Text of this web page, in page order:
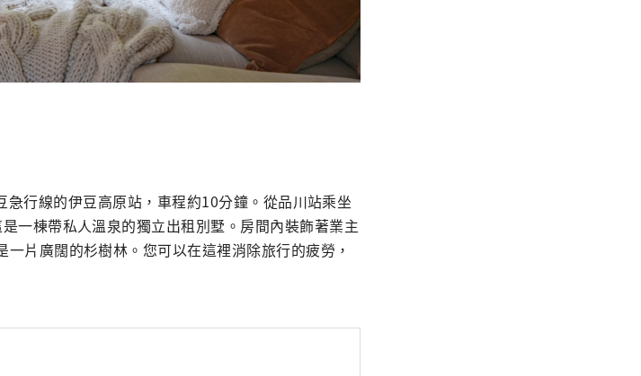
行線的伊豆高原站，車程約10分鐘。從品川站乘坐
一棟帶私人溫泉的獨立出租別墅。房間內裝飾著業主
片廣闊的杉樹林。您可以在這裡消除旅行的疲勞，